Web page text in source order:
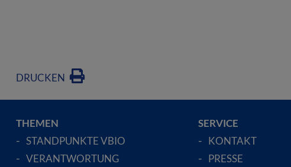
DRUCKEN
THEMEN
STANDPUNKTE VBIO
VERANTWORTUNG
SERVICE
KONTAKT
PRESSE